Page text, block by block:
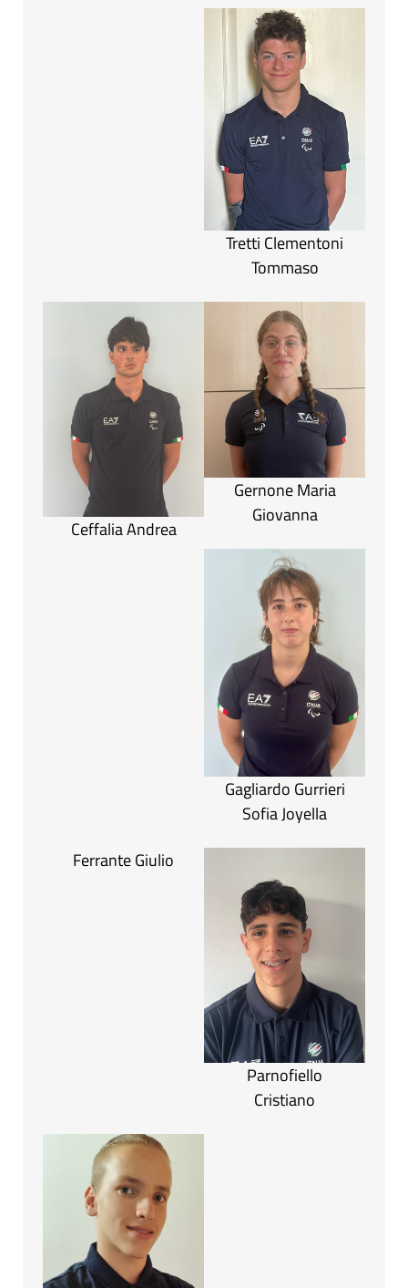
Tretti Clementoni
Tommaso
Ceffalia Andrea
Gernone Maria
Giovanna
Gagliardo Gurrieri
Sofia Joyella
Ferrante Giulio
Parnofiello
Cristiano